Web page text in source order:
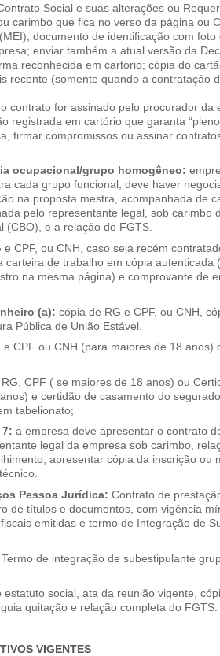
Social e suas alterações ou
carimbo que fica no verso da página ou
documento de identificação com foto
enviar também a atual versão da
reconhecida em cartório; cópia do
recente (somente quando a contratação
contrato for assinado pelo procurador da
registrada em cartório que garanta
firmar compromissos ou assinar
ocupacional/grupo homogêneo:
cada grupo funcional, deve haver
na proposta mestra, acompanhada de
pelo representante legal, sob carimbo
(CBO), e a relação do FGTS.
e CPF, ou CNH, caso seja recém
carteira de trabalho em cópia autenticada
na mesma página) e comprovante de
(a): cópia de RG e CPF, ou CNH,
Pública de União Estável.
e CPF ou CNH (para maiores de 18 anos)
CPF ( se maiores de 18 anos) ou
e certidão de casamento do
tabelionato;
a empresa deve apresentar o contrato
legal da empresa sob carimbo,
apresentar cópia da inscrição ou
Pessoa Jurídica: Contrato de
de títulos e documentos, com vigência
emitidas e termo de Integração de
Termo de integração de subestipulante
estatuto social, ata da reunião vigente,
quitação e relação completa do FGTS.
VIGENTES